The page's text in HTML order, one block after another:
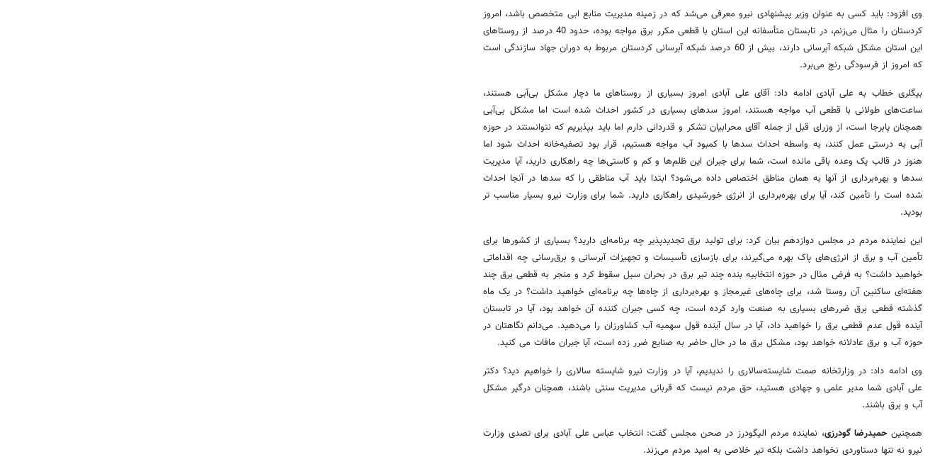
وی افزود: باید کسی به عنوان وزیر پیشنهادی نیرو معرفی می‌شد که در زمینه مدیریت منابع ابی متخصص باشد، امروز
کردستان را مثال می‌زنم، در تابستان متأسفانه این استان با قطعی مکرر برق مواجه بوده، حدود 40 درصد از روستاهای
این استان مشکل شبکه‌ آبرسانی دارند، بیش از 60 درصد شبکه آبرسانی کردستان مربوط به دوران جهاد سازندگی است
که امروز از فرسودگی رنج می‌برد.
بیگلری خطاب به علی آبادی ادامه داد: آقای علی آبادی امروز بسیاری از روستاهای ما دچار مشکل بی‌آبی هستند،
ساعت‌های طولانی با قطعی آب مواجه هستند، امروز سدهای بسیاری در کشور احداث شده است اما مشکل بی‌آبی
همچنان پابرجا است، از وزرای قبل از جمله آقای محرابیان تشکر و قدردانی دارم اما باید بپذیریم که نتوانستند در حوزه
آبی به درستی عمل کنند، به واسطه احداث سدها با کمبود آب مواجه هستیم، قرار بود تصفیه‌خانه احداث شود اما
هنوز در قالب یک وعده باقی مانده است، شما برای جبران این ظلم‌ها و کم و کاستی‌ها چه راهکاری دارید، آیا مدیریت
سدها و بهره‌برداری از آنها به همان مناطق اختصاص داده می‌شود؟ ابتدا باید آب مناطقی را که سدها در آنجا احداث
شده است را تأمین کند، آیا برای بهره‌برداری از انرژی خورشیدی راهکاری دارید. شما برای وزارت نیرو بسیار مناسب تر
بودید.
این نماینده مردم در مجلس دوازدهم بیان کرد: برای تولید برق تجدیدپذیر چه برنامه‌ای دارید؟ بسیاری از کشورها برای
تأمین آب و برق از انرژی‌های پاک بهره می‌گیرند، برای بازسازی تأسیسات و تجهیزات آبرسانی و برق‌رسانی چه اقداماتی
خواهید داشت؟ به فرض مثال در حوزه انتخابیه بنده چند تیر برق در بحران سیل سقوط کرد و منجر به قطعی برق چند
هفته‌ای ساکنین آن روستا شد، برای چاه‌های غیرمجاز و بهره‌برداری از چاه‌ها چه برنامه‌ای خواهید داشت؟ در یک ماه
گذشته قطعی برق ضررهای بسیاری به صنعت وارد کرده است، چه کسی جبران کننده آن خواهد بود، آیا در تابستان
آینده قول عدم قطعی برق را خواهید داد، آیا در سال آینده قول سهمیه آب کشاورزان را می‌دهید. می‌دانم نگاهتان در
حوزه آب و برق عادلانه خواهد بود، مشکل برق ما در حال حاضر به صنایع ضرر زده است، آیا جبران مافات می کنید.
وی ادامه داد: در وزارتخانه صمت شایسته‌سالاری را ندیدیم، آیا در وزارت نیرو شایسته سالاری را خواهیم دید؟ دکتر
علی آبادی شما مدیر علمی و جهادی هستید، حق مردم نیست که قربانی مدیریت سنتی باشند، همچنان درگیر مشکل
آب و برق باشند.
همچنینحمیدرضا گودرزی، نماینده مردم الیگودرز در صحن مجلس گفت: انتخاب عباس علی آبادی برای تصدی وزارت
نیرو نه تنها دستاوردی نخواهد داشت بلکه تیر خلاصی به امید مردم می‌زند.